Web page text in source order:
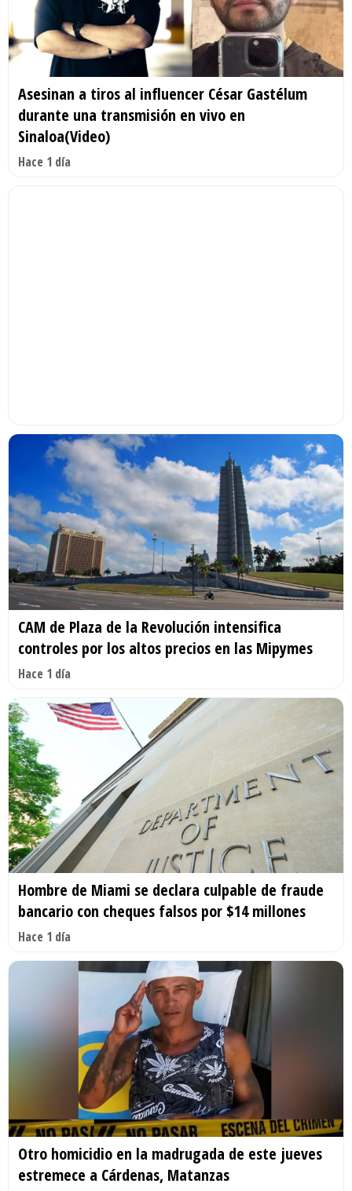
Asesinan a tiros al influencer César Gastélum
durante una transmisión en vivo en
Sinaloa(Video)
Hace 1 día
CAM de Plaza de la Revolución intensifica
controles por los altos precios en las Mipymes
Hace 1 día
Hombre de Miami se declara culpable de fraude
bancario con cheques falsos por $14 millones
Hace 1 día
Otro homicidio en la madrugada de este jueves
estremece a Cárdenas, Matanzas